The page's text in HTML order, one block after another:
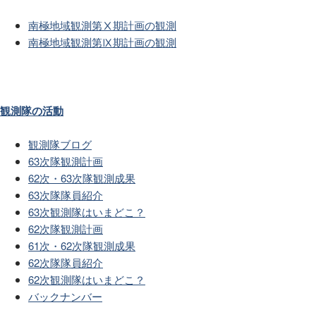
南極地域観測第Ⅹ期計画の観測
南極地域観測第Ⅸ期計画の観測
観測隊の活動
観測隊ブログ
63次隊観測計画
62次・63次隊観測成果
63次隊隊員紹介
63次観測隊はいまどこ？
62次隊観測計画
61次・62次隊観測成果
62次隊隊員紹介
62次観測隊はいまどこ？
バックナンバー